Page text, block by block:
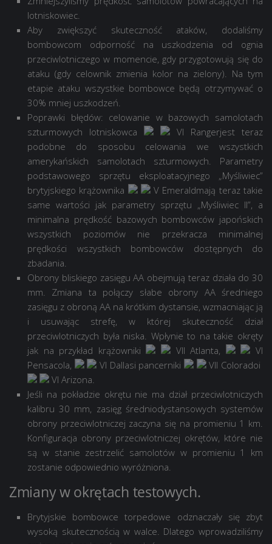
lotniskowiec.
Aby zwiększyć skuteczność ataków, dodaliśmy
bombowcom odporność na uszkodzenia od ognia
przeciwlotniczego w momencie, gdy przygotowują się do
ataku (gdy celownik zmienia kolor na zielony). Na tym
etapie ataku wszystkie bombowce będą otrzymywać o
30% mniej uszkodzeń.
Poprawki błędów: celowanie w bazowych samolotach
szturmowych lotniskowca
VI Rangerjest teraz
podobne do sposobu celowania we wszystkich
amerykańskich samolotach szturmowych. Parametry
podstawowego sprzętu eksploatacyjnego „Myśliwiec”
brytyjskiego krążownika
V Emeraldmają teraz takie
same wartości jak parametry sprzętu „Myśliwiec II”, a
minimalna prędkość bazowych bombowców japońskich
wszystkich poziomów nie przekracza minimalnej
prędkości wszystkich bombowców dostępnych do
zbadania.
Obrony bliskiego zasięgu AA obejmują teraz działa do 30
mm. Zmiana ta połączy słabe obrony AA średniego
zasięgu z obroną AA na krótkim dystansie, wzmacniając ją
i usuwając strefę, w której skuteczność dział
przeciwlotniczych była niska. Wpłynie to na takie okręty
jak na przykład krążowniki
VII Atlanta,
VI
Pensacola, VI Dallasi pancerniki VII Coloradoi
VI Arizona.
Jeśli na pokładzie okrętu nie ma dział przeciwlotniczych
kalibru 30 mm, zasięg średniodystansowych systemów
obrony przeciwlotniczej zaczyna się na promieniu 1 km.
Konfiguracja obrony przeciwlotniczej okrętów, które nie
są w stanie zestrzelić samolotów w promieniu 1 km
zostanie odpowiednio wyróżniona.
Zmiany w okrętach testowych.
Brytyjskie bombowce torpedowe odznaczały się zbyt
wysoką skutecznością w walce. Dlatego wprowadziliśmy